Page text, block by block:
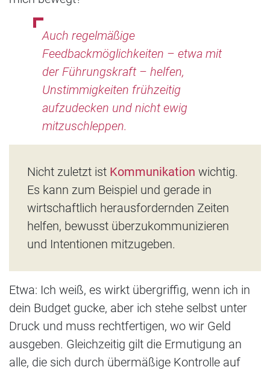
Auch regelmäßige
Feedbackmöglichkeiten – etwa mit
der Führungskraft – helfen,
Unstimmigkeiten frühzeitig
aufzudecken und nicht ewig
mitzuschleppen.
Nicht zuletzt ist Kommunikation wichtig.
Es kann zum Beispiel und gerade in
wirtschaftlich herausfordernden Zeiten
helfen, bewusst überzukommunizieren
und Intentionen mitzugeben.
Etwa: Ich weiß, es wirkt übergriffig, wenn ich in
dein Budget gucke, aber ich stehe selbst unter
Druck und muss rechtfertigen, wo wir Geld
ausgeben. Gleichzeitig gilt die Ermutigung an
alle, die sich durch übermäßige Kontrolle auf